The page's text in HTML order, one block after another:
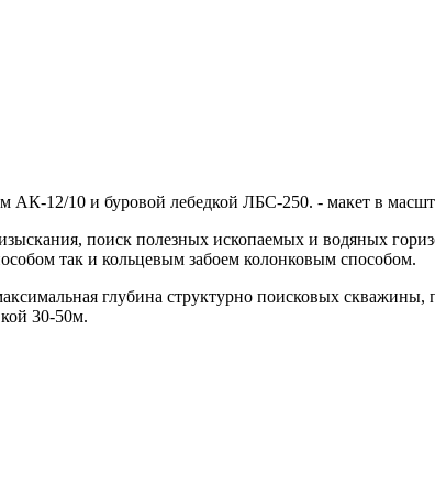
АК-12/10 и буровой лебедкой ЛБС-250. - макет в
поиск полезных ископаемых и водяных
так и кольцевым забоем колонковым способом.
глубина структурно поисковых скважины,
30-50м.